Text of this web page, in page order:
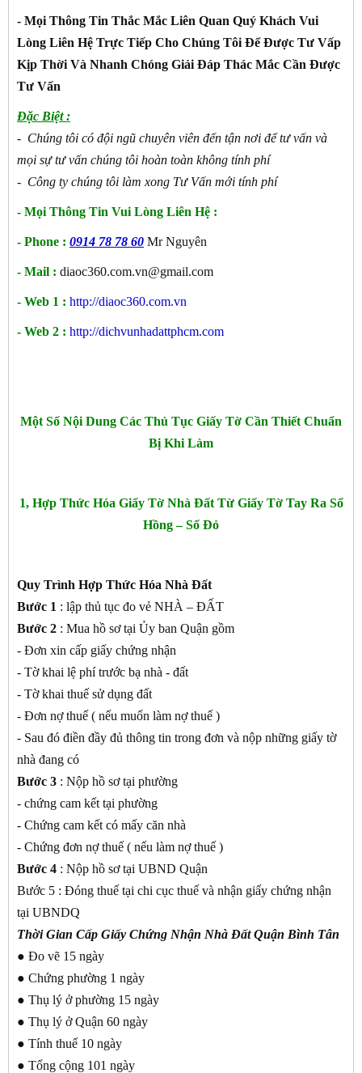
- Mọi Thông Tin Thắc Mắc Liên Quan Quý Khách Vui
Lòng Liên Hệ Trực Tiếp Cho Chúng Tôi Để Được Tư Vấp
Kịp Thời Và Nhanh Chóng Giải Đáp Thác Mắc Cần Được
Tư Vấn
Đặc Biệt :
- Chúng tôi có đội ngũ chuyên viên đến tận nơi để tư vấn và
mọi sự tư vấn chúng tôi hoàn toàn không tính phí
- Công ty chúng tôi làm xong Tư Vấn mới tính phí
- Mọi Thông Tin Vui Lòng Liên Hệ :
- Phone : 0914 78 78 60 Mr Nguyên
- Mail : diaoc360.com.vn@gmail.com
- Web 1 : http://diaoc360.com.vn
- Web 2 : http://dichvunhadattphcm.com
Một Số Nội Dung Các Thủ Tục Giấy Tờ Cần Thiết Chuẩn
Bị Khi Làm
1, Hợp Thức Hóa Giấy Tờ Nhà Đất Từ Giấy Tờ Tay Ra Sổ
Hồng – Sổ Đỏ
Quy Trình Hợp Thức Hóa Nhà Đất
Bước 1 : lập thủ tục đo vẻ NHÀ – ĐẤT
Bước 2 : Mua hồ sơ tại Ủy ban Quận gồm
- Đơn xin cấp giấy chứng nhận
- Tờ khai lệ phí trước bạ nhà - đất
- Tờ khai thuế sử dụng đất
- Đơn nợ thuế ( nếu muốn làm nợ thuế )
- Sau đó điền đầy đủ thông tin trong đơn và nộp những giấy tờ
nhà đang có
Bước 3 : Nộp hồ sơ tại phường
- chứng cam kết tại phường
- Chứng cam kết có mấy căn nhà
- Chứng đơn nợ thuế ( nếu làm nợ thuế )
Bước 4 : Nộp hồ sơ tại UBND Quận
Bước 5 : Đóng thuế tại chi cục thuế và nhận giấy chứng nhận
tại UBNDQ
Thời Gian Cấp Giấy Chứng Nhận Nhà Đất Quận Bình Tân
● Đo vẽ 15 ngày
● Chứng phường 1 ngày
● Thụ lý ở phường 15 ngày
● Thụ lý ở Quận 60 ngày
● Tính thuế 10 ngày
● Tổng cộng 101 ngày